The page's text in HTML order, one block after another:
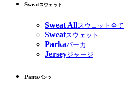
Sweatスウェット
Sweat Allスウェット全て
Sweatスウェット
Parkaパーカ
Jerseyジャージ
Pantsパンツ